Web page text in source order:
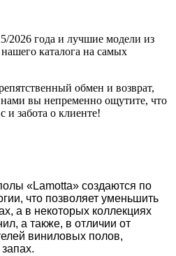
2026 года и лучшие модели из
каталога на самых
обмен и возврат,
вы непременно ощутите, что
и забота о клиенте!
«Lamotta» создаются по
что позволяет уменьшить
а в некоторых коллекциях
а также, в отличии от
виниловых полов,